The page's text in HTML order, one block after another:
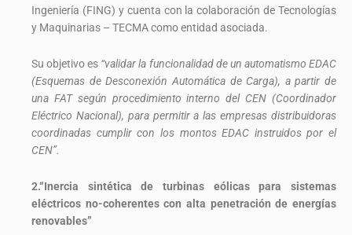
Ingeniería (FING) y cuenta con la colaboración de Tecnologías
y Maquinarias – TECMA como entidad asociada.
Su objetivo es “validar la funcionalidad de un automatismo EDAC
(Esquemas de Desconexión Automática de Carga), a partir de
una FAT según procedimiento interno del CEN (Coordinador
Eléctrico Nacional), para permitir a las empresas distribuidoras
coordinadas cumplir con los montos EDAC instruidos por el
CEN”.
2.“Inercia sintética de turbinas eólicas para sistemas
eléctricos no-coherentes con alta penetración de energías
renovables”